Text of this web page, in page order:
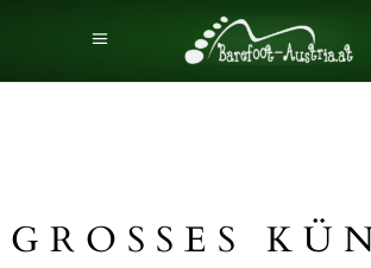
GROSSES